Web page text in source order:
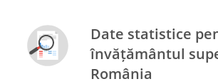
Date statistice
învățământul
România